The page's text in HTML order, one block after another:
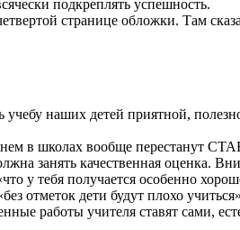
подкреплять успешность.
странице обложки. Там
наших детей приятной,
в школах вообще перестанут
качественная оценка.
у тебя получается особенно
отметок дети будут плохо
работы учителя ставят сами,